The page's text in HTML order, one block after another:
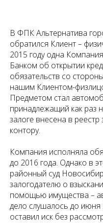
В ФПК Альтернатива
обратился Клиент –
2015 году одна
Банком об открытии
обязательств со
нашим Клиентом-
Предметом стал
принадлежащий как раз
залоге внесена в
контору.
Компания исполняла
до 2016 года. Однако в
районный суд
залогодателю о
помощью имущества –
дело слушалось до июня
оставил иск без